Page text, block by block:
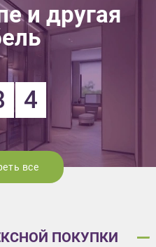
и другая
4
все
ПОКУПКИ